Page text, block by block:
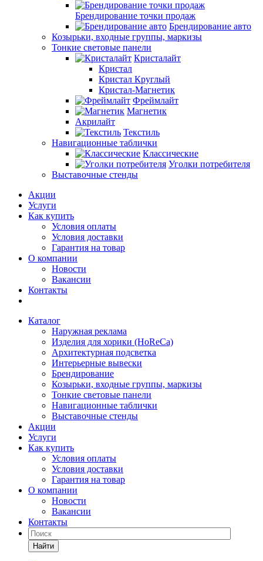
Брендирование точки продаж
Брендирование авто
Козырьки, входные группы, маркизы
Тонкие световые панели
Кристалайт
Кристал
Кристал Круглый
Кристал-Магнетик
Фреймлайт
Магнетик
Акрилайт
Текстиль
Навигационные таблички
Классические
Уголки потребителя
Выставочные стенды
Акции
Услуги
Как купить
Условия оплаты
Условия доставки
Гарантия на товар
О компании
Новости
Вакансии
Контакты
Каталог
Наружная реклама
Изделия для хорики (HoReCa)
Архитектурная подсветка
Интерьерные вывески
Брендирование
Козырьки, входные группы, маркизы
Тонкие световые панели
Навигационные таблички
Выставочные стенды
Акции
Услуги
Как купить
Условия оплаты
Условия доставки
Гарантия на товар
О компании
Новости
Вакансии
Контакты
Найти